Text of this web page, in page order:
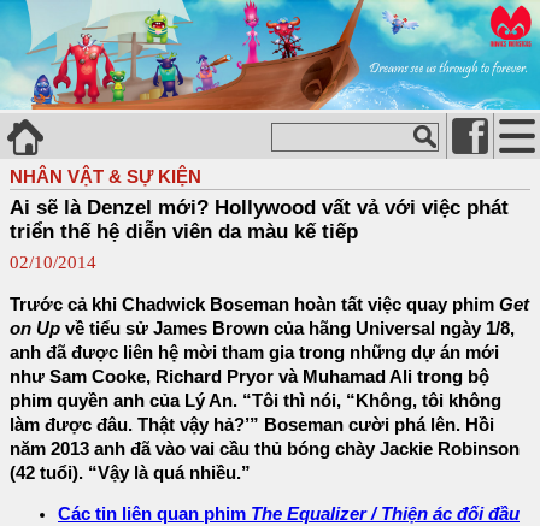
NHÂN VẬT & SỰ KIỆN
Ai sẽ là Denzel mới? Hollywood vất vả với việc phát
triển thế hệ diễn viên da màu kế tiếp
02/10/2014
Trước cả khi Chadwick Boseman hoàn tất việc quay phim Get
on Up về tiểu sử James Brown của hãng Universal ngày 1/8,
anh đã được liên hệ mời tham gia trong những dự án mới
như Sam Cooke, Richard Pryor và Muhamad Ali trong bộ
phim quyền anh của Lý An. “Tôi thì nói, “Không, tôi không
làm được đâu. Thật vậy hả?’” Boseman cười phá lên. Hồi
năm 2013 anh đã vào vai cầu thủ bóng chày Jackie Robinson
(42 tuổi). “Vậy là quá nhiều.”
Các tin liên quan phim The Equalizer / Thiện ác đối đầu